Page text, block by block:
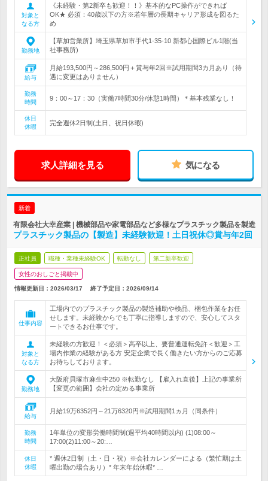
対象と
なる方
《未経験・第2新卒も歓迎！！》基本的なPC操作ができれば
OK★ 必須：40歳以下の方※若年層の長期キャリア形成を図るた
め
勤務地
【草加営業所】埼玉県草加市手代1-35-10 新都心国際ビル1階(当
社事務所)
給与
月給193,500円～286,500円＋賞与年2回※試用期間3カ月あり（待
遇に変更はありません）
勤務
時間
9：00～17：30（実働7時間30分/休憩1時間）＊基本残業なし！
休日
休暇
完全週休2日制(土日、祝日休暇)
求人詳細を見る 気になる
新着
有限会社大幸産業 | 機械部品や家電部品など多様なプラスチック製品を製造
プラスチック製品の【製造】未経験歓迎！土日祝休◎賞与年2回
正社員 職種・業種未経験OK 転勤なし 第二新卒歓迎
女性のおしごと掲載中
情報更新日：2026/03/17 終了予定日： 2026/09/14
仕事内容
工場内でのプラスチック製品の製造補助や検品、梱包作業をお任
せします。未経験からでも丁寧に指導しますので、安心してスタ
ートできるお仕事です。
対象と
なる方
未経験の方歓迎！＜必須＞高卒以上、要普通運転免許＜歓迎＞工
場内作業の経験がある方 安定企業で長く働きたい方からのご応募
お待ちしております。
勤務地
大阪府貝塚市麻生中250 ※転勤なし 【雇入れ直後】上記の事業所
【変更の範囲】会社の定める事業所
給与
月給19万6352円～21万6320円※試用期間1ヵ月（同条件）
勤務
時間
1年単位の変形労働時間制(週平均40時間以内) (1)08:00～
17:00(2)11:00～20:…
休日
休暇
* 週休2日制（土・日・祝）※会社カレンダーによる（繁忙期は土
曜出勤の場合あり）* 年末年始休暇* …